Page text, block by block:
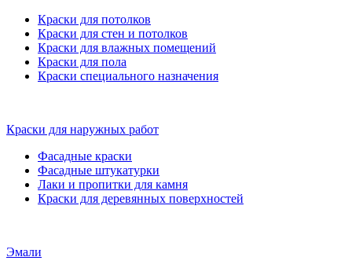
Краски для потолков
Краски для стен и потолков
Краски для влажных помещений
Краски для пола
Краски специального назначения
Краски для наружных работ
Фасадные краски
Фасадные штукатурки
Лаки и пропитки для камня
Краски для деревянных поверхностей
Эмали